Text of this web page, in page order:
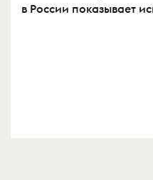
в России показывает